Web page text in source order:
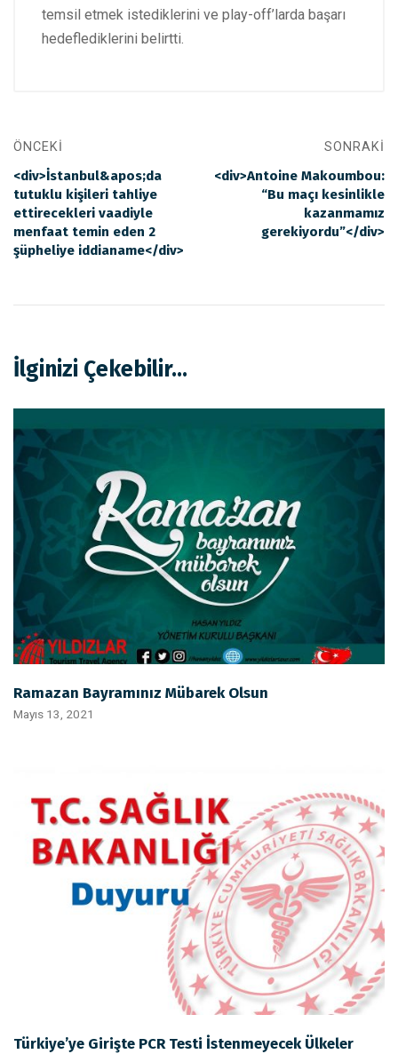
temsil etmek istediklerini ve play-off’larda başarı
hedeflediklerini belirtti.
ÖNCEKI
<div>İstanbul&apos;da
tutuklu kişileri tahliye
ettirecekleri vaadiyle
menfaat temin eden 2
şüpheliye iddianame</div>
SONRAKI
<div>Antoine Makoumbou:
“Bu maçı kesinlikle
kazanmamız
gerekiyordu”</div>
İlginizi Çekebilir...
Ramazan Bayramınız Mübarek Olsun
Mayıs 13, 2021
Türkiye’ye Girişte PCR Testi İstenmeyecek Ülkeler